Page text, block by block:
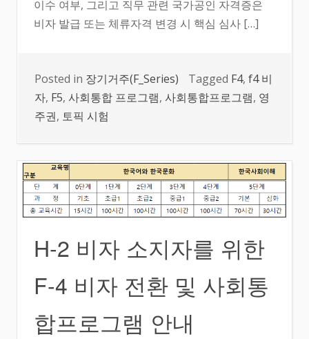
이수 여부, 그리고 직무 관련 국가공인 자격증은
비자 발급 또는 체류자격 변경 시 핵심 심사 […]
Posted in 장기거주(F_Series) Tagged F4, f4 비
자, F5, 사회통합 프로그램, 사회통합프로그램, 영
주권, 토픽 시험
H-2 비자 소지자를 위한
F-4 비자 전환 및 사회통
합프로그램 안내